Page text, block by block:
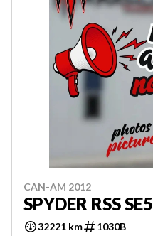
CAN-AM 2012
SPYDER RSS SE5
32221 km 1030B